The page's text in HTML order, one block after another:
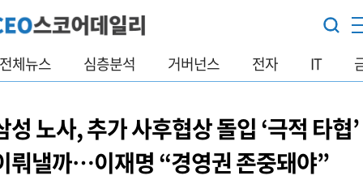
전체뉴스 심층분석 거버넌스 전자 IT
성 노사, 추가 사후협상 돌입 ‘극적 타협’
뤄낼까…이재명 “경영권 존중돼야”